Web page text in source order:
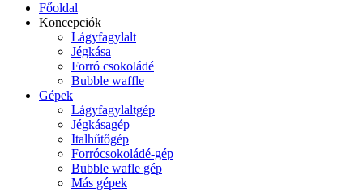
Főoldal
Koncepciók
Lágyfagylalt
Jégkása
Forró csokoládé
Bubble waffle
Gépek
Lágyfagylaltgép
Jégkásagép
Italhűtőgép
Forrócsokoládé-gép
Bubble wafle gép
Más gépek